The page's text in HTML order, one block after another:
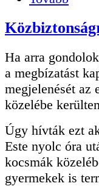
Ha arra
a megbízatást
megjelenését az
közelébe
Úgy hívták ezt
Este nyolc óra
kocsmák
gyermekek is